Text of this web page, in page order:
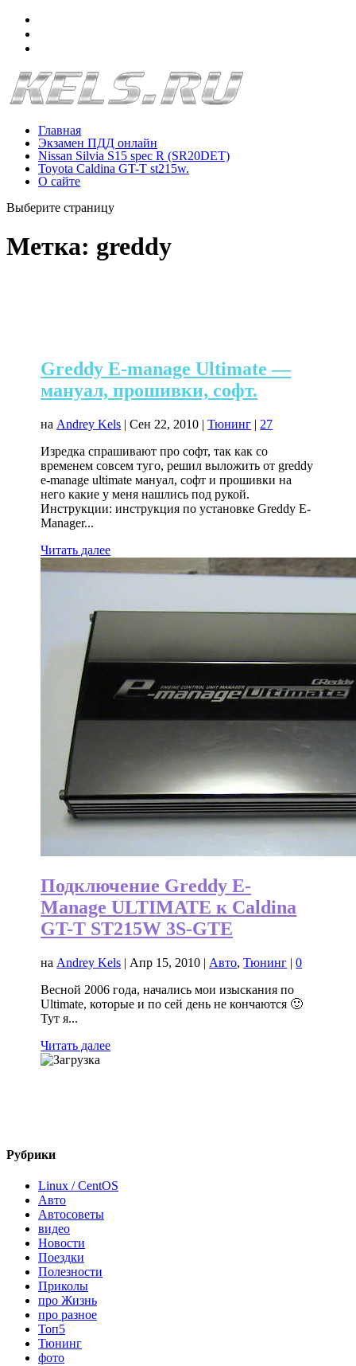
Главная
Экзамен ПДД онлайн
Nissan Silvia S15 spec R (SR20DET)
Toyota Caldina GT-T st215w.
О сайте
Выберите страницу
Метка: greddy
Greddy E-manage Ultimate —
мануал, прошивки, софт.
на Andrey Kels |Сен 22, 2010 |Тюнинг | 27
Изредка спрашивают про софт, так как со
временем совсем туго, решил выложить от greddy
e-manage ultimate мануал, софт и прошивки на
него какие у меня нашлись под рукой.
Инструкции: инструкция по установке Greddy E-
Manager...
Читать далее
Подключение Greddy E-
Manage ULTIMATE к Caldina
GT-T ST215W 3S-GTE
на Andrey Kels | Апр 15, 2010 | Авто,Тюнинг |0
Весной 2006 года, начались мои изыскания по
Ultimate, которые и по сей день не кончаются 🙂
Тут я...
Читать далее
Рубрики
Linux / CentOS
Авто
Автосоветы
видео
Новости
Поездки
Полезности
Приколы
про Жизнь
про разное
Топ5
Тюнинг
фото